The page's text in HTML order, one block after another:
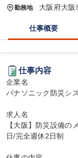
勤務地 大阪府大阪
仕事概要
仕事内容
企業名
パナソニック防災シ
求人名
【大阪】防災設備
日/完全週休2日制